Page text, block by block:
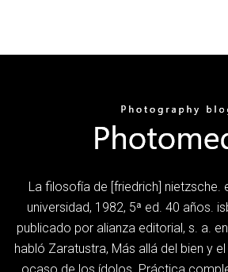
La filosofía de [friedrich] nietzsche.
universidad, 1982, 5ª ed. 40 años.
publicado por alianza editorial, s. a.
habló Zaratustra, Más allá del bien y